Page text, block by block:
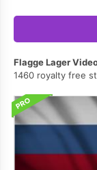
Flagge Lager
1460 royalty free